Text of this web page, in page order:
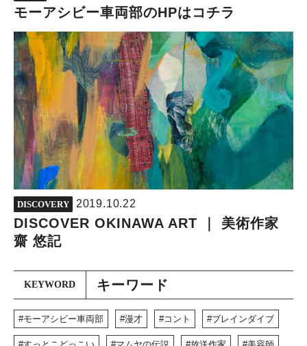
モーアシビー車両部のHPはコチラ
DISCOVERY 2019.10.22
DISCOVER OKINAWA ART ｜ 美術作家
齋 悠記
キーワード
KEYWORD
モーアシビー車両部 漫才 コント ブレインダイブ